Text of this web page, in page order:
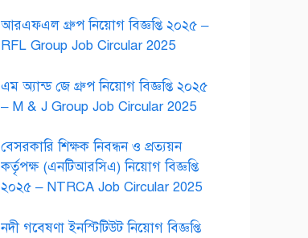
আরএফএল গ্রুপ নিয়োগ বিজ্ঞপ্তি ২০২৫ –
RFL Group Job Circular 2025
এম অ্যান্ড জে গ্রুপ নিয়োগ বিজ্ঞপ্তি ২০২৫
– M & J Group Job Circular 2025
বেসরকারি শিক্ষক নিবন্ধন ও প্রত্যয়ন
কর্তৃপক্ষ (এনটিআরসিএ) নিয়োগ বিজ্ঞপ্তি
২০২৫ – NTRCA Job Circular 2025
নদী গবেষণা ইনস্টিটিউট নিয়োগ বিজ্ঞপ্তি